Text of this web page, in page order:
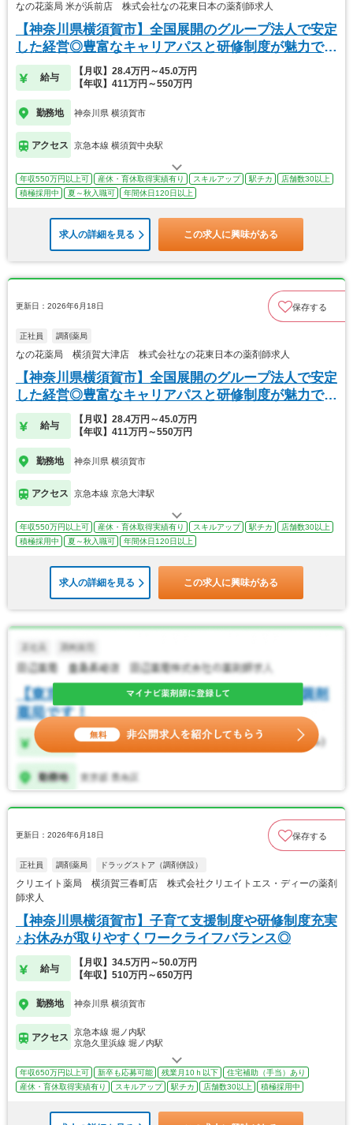
なの花薬局 米が浜前店 株式会社なの花東日本の薬剤師求人
【神奈川県横須賀市】全国展開のグループ法人で安定
した経営◎豊富なキャリアパスと研修制度が魅力で
す！
給与
【月収】28.4万円～45.0万円
【年収】411万円～550万円
勤務地 神奈川県 横須賀市
アクセス 京急本線 横須賀中央駅
年収550万円以上可 産休・育休取得実績有り スキルアップ 駅チカ
店舗数30以上
積極採用中
夏～秋入職可 年間休日120日以上
求人の詳細を見る この求人に興味がある
更新日：2026年6月18日 保存する
正社員 調剤薬局
なの花薬局 横須賀大津店 株式会社なの花東日本の薬剤師求人
【神奈川県横須賀市】全国展開のグループ法人で安定
した経営◎豊富なキャリアパスと研修制度が魅力で
す！
給与
【月収】28.4万円～45.0万円
【年収】411万円～550万円
勤務地 神奈川県 横須賀市
アクセス 京急本線 京急大津駅
年収550万円以上可 産休・育休取得実績有り スキルアップ 駅チカ
店舗数30以上
積極採用中
夏～秋入職可 年間休日120日以上
求人の詳細を見る この求人に興味がある
更新日：2026年6月18日 保存する
正社員 調剤薬局 ドラッグストア（調剤併設）
クリエイト薬局 横須賀三春町店 株式会社クリエイトエス・ディーの薬剤
師求人
【神奈川県横須賀市】子育て支援制度や研修制度充実
♪お休みが取りやすくワークライフバランス◎
給与
【月収】34.5万円～50.0万円
【年収】510万円～650万円
勤務地 神奈川県 横須賀市
アクセス
京急本線 堀ノ内駅
京急久里浜線 堀ノ内駅
年収650万円以上可 新卒も応募可能 残業月10ｈ以下
住宅補助（手当）あり
産休・育休取得実績有り
スキルアップ 駅チカ 店舗数30以上 積極採用中